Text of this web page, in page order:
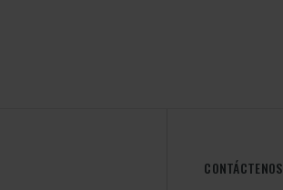
CONTÁCTENOS